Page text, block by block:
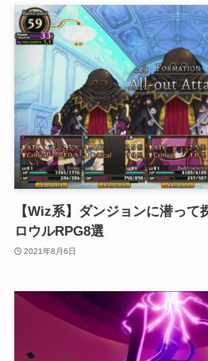
【Wiz系】ダンジョンに潜って
ロウルRPG8選
2021年8月6日